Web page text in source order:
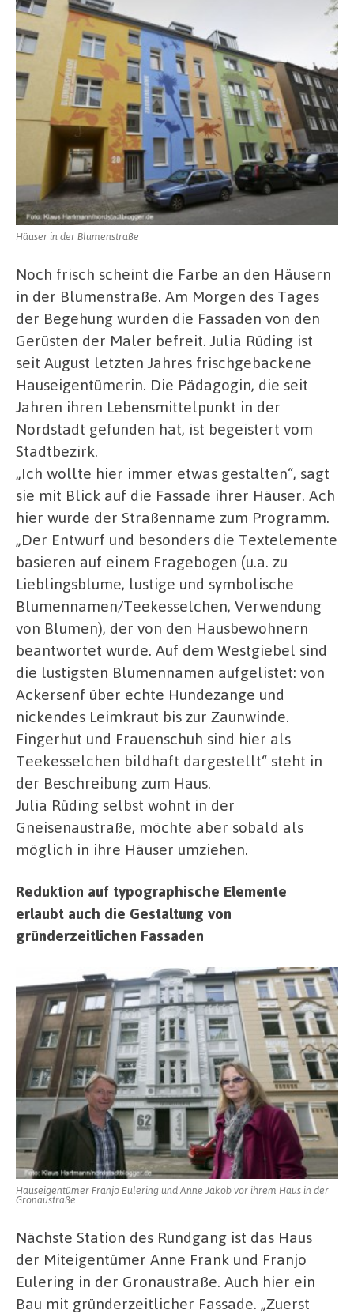
Häuser in der Blumenstraße
Noch frisch scheint die Farbe an den Häusern
in der Blumenstraße. Am Morgen des Tages
der Begehung wurden die Fassaden von den
Gerüsten der Maler befreit. Julia Rüding ist
seit August letzten Jahres frischgebackene
Hauseigentümerin. Die Pädagogin, die seit
Jahren ihren Lebensmittelpunkt in der
Nordstadt gefunden hat, ist begeistert vom
Stadtbezirk.
„Ich wollte hier immer etwas gestalten“, sagt
sie mit Blick auf die Fassade ihrer Häuser. Ach
hier wurde der Straßenname zum Programm.
„Der Entwurf und besonders die Textelemente
basieren auf einem Fragebogen (u.a. zu
Lieblingsblume, lustige und symbolische
Blumennamen/Teekesselchen, Verwendung
von Blumen), der von den Hausbewohnern
beantwortet wurde. Auf dem Westgiebel sind
die lustigsten Blumennamen aufgelistet: von
Ackersenf über echte Hundezange und
nickendes Leimkraut bis zur Zaunwinde.
Fingerhut und Frauenschuh sind hier als
Teekesselchen bildhaft dargestellt“ steht in
der Beschreibung zum Haus.
Julia Rüding selbst wohnt in der
Gneisenaustraße, möchte aber sobald als
möglich in ihre Häuser umziehen.
Reduktion auf typographische Elemente
erlaubt auch die Gestaltung von
gründerzeitlichen Fassaden
Hauseigentümer Franjo Eulering und Anne Jakob vor ihrem Haus in der
Gronaustraße
Nächste Station des Rundgang ist das Haus
der Miteigentümer Anne Frank und Franjo
Eulering in der Gronaustraße. Auch hier ein
Bau mit gründerzeitlicher Fassade. „Zuerst